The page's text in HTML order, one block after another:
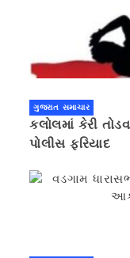
ગુજરાત સમાચાર
કલોલમાં કેરી
પોલીસ ફરિયાદ